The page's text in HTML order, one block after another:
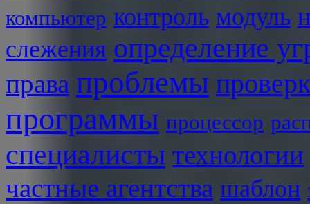
компьютер контроль модуль
слежения определение
права проблемы
программы процессор
специалисты технологии
частные агентства шаблон